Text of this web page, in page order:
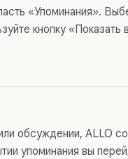
«Упоминания».
кнопку «Показать
обсуждении, ALLO
упоминания вы